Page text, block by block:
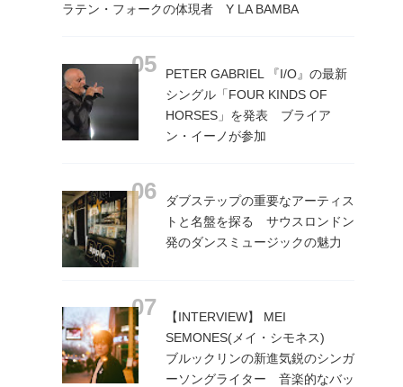
ラテン・フォークの体現者 Y LA BAMBA
PETER GABRIEL 『I/O』の最新
シングル「FOUR KINDS OF
HORSES」を発表 ブライア
ン・イーノが参加
ダブステップの重要なアーティス
トと名盤を探る サウスロンドン
発のダンスミュージックの魅力
【INTERVIEW】 MEI
SEMONES(メイ・シモネス)
ブルックリンの新進気鋭のシンガ
ーソングライター 音楽的なバッ